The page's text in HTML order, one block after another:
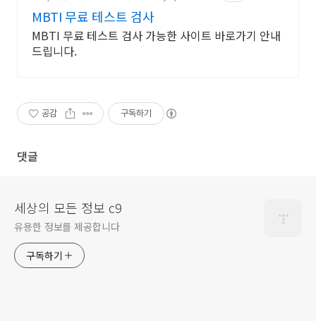
MBTI 무료 테스트 검사
MBTI 무료 테스트 검사 가능한 사이트 바로가기 안내
드립니다.
공감 구독하기
댓글
세상의 모든 정보 c9
유용한 정보를 제공합니다
구독하기